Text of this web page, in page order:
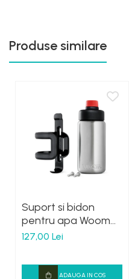
Produse similare
Suport si bidon
pentru apa Woom
Gulg
127,00 Lei
ADAUGA IN COS